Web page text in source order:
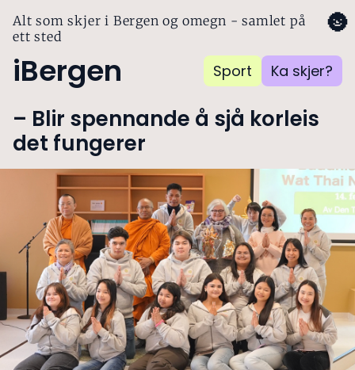
Alt som skjer i Bergen og omegn - samlet på
ett sted
iBergen Sport Ka skjer?
🌚
– Blir spennande å sjå korleis
det fungerer